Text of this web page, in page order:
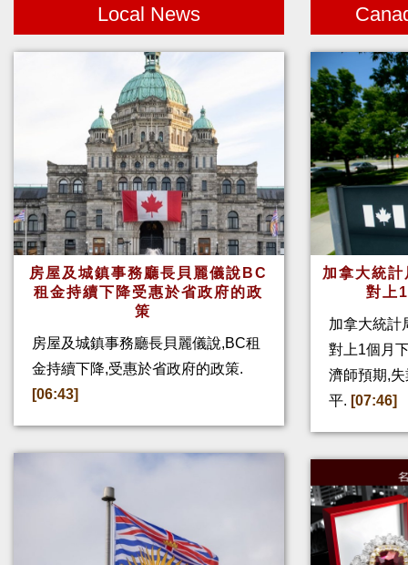
Local News
房屋及城鎮事務廳長貝麗儀說BC
租金持續下降受惠於省政府的政
策
房屋及城鎮事務廳長貝麗儀說,BC租
金持續下降,受惠於省政府的政策.
[06:43]
加拿大統
對上
加拿大統計
對上1個月
濟師預期,
平. [07:46]